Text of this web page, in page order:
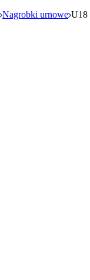
Nagrobki urnowe U18